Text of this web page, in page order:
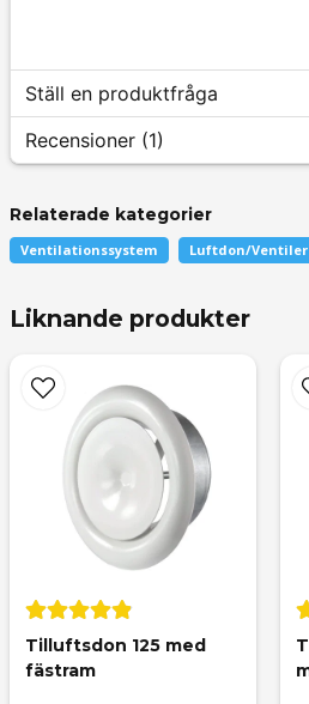
Ställ en produktfråga
question
Fråga oss något om denna
nameNamn
emailMejladress
Ja, ni får publicera min fråga
Recensioner (1)
Jimmie
Relaterade kategorier
Ventilationssystem Luftdon/Ventiler
Liknande produkter
Tilluftsdon 125 med
fästram